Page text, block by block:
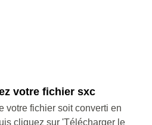
votre fichier sxc
votre fichier soit converti en
cliquez sur 'Télécharger le